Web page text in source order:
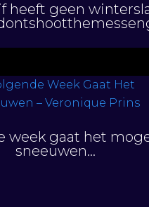
heeft geen
week gaat het
sneeuwen…